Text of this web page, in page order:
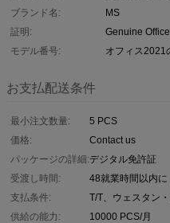
ブランド名:
MS
証明:
Genuine Office
モデル番号:
オフィス2021
お支払配送条件
最小注文数量:
5 PCS
価格:
Contact us
パッケージの詳細:デジタル免許証
受渡し時間:
48就業時間以内に
支払条件:
T/T、ウェスタン
供給の能力:
10000 PCS/月